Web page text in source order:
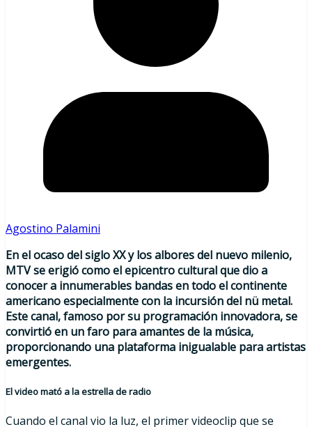
Agostino Palamini
En el ocaso del siglo XX y los albores del nuevo milenio,
MTV se erigió como el epicentro cultural que dio a
conocer a innumerables bandas en todo el continente
americano especialmente con la incursión del nü metal.
Este canal, famoso por su programación innovadora, se
convirtió en un faro para amantes de la música,
proporcionando una plataforma inigualable para artistas
emergentes.
El video mató a la estrella de radio
Cuando el canal vio la luz, el primer videoclip que se